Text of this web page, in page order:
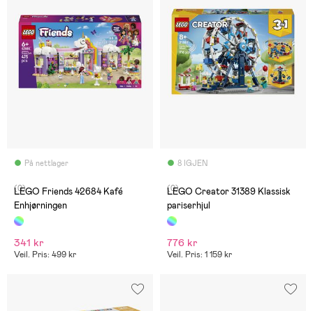
På nettlager
(0)
LEGO Friends 42684 Kafé
Enhjørningen
341 kr
Veil. Pris: 499 kr
8 IGJEN
(0)
LEGO Creator 31389 Klassisk
pariserhjul
776 kr
Veil. Pris: 1 159 kr